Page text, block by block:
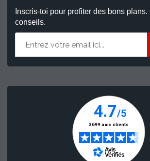
Inscris-toi pour profiter des bons plans.
conseils.